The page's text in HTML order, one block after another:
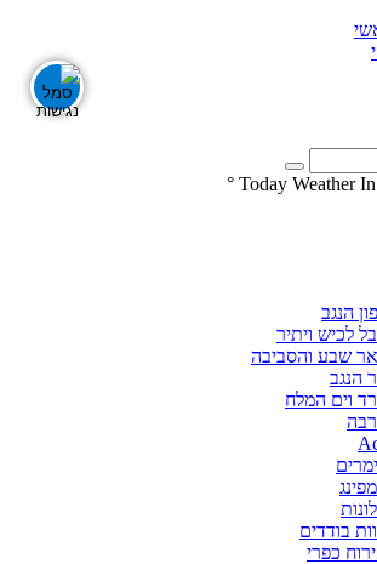
Today Weather
°
הנגב
לכיש ויתיר
שבע והסביבה
הנגב
וים המלח
בודדים
כפרי